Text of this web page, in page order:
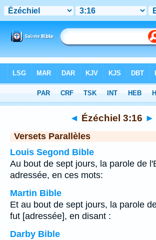
Chapitre 3 > Verset 16
◄ Ézéchiel 3:16 ►
Versets Parallèles
Louis Segond Bible
Au bout de sept jours, la parole de
adressée, en ces mots:
Martin Bible
Et au bout de sept jours, la parole
fut [adressée], en disant :
Darby Bible